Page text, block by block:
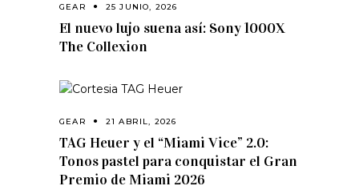
GEAR 25 JUNIO, 2026
El nuevo lujo suena así: Sony 1000X
The Collexion
GEAR 21 ABRIL, 2026
TAG Heuer y el “Miami Vice” 2.0:
Tonos pastel para conquistar el Gran
Premio de Miami 2026